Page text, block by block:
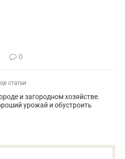
0
статьи
и загородном хозяйстве.
урожай и обустроить